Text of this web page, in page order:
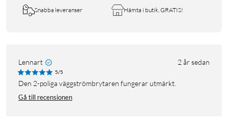
Snabba leveranser Hämta i butik, GRATIS!
Lennart 2 år sedan
5/5
Den 2-poliga väggströmbrytaren fungerar utmärkt.
Gå till recensionen